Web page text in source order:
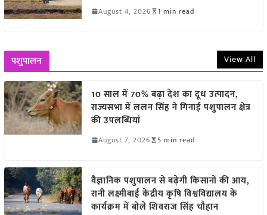
August 4, 2026 1 min read
पशुपालन View All
10 साल में 70% बढ़ा देश का दूध उत्पादन,
राज्यसभा में ललन सिंह ने गिनाईं पशुपालन क्षेत्र
की उपलब्धियां
August 7, 2026 5 min read
वैज्ञानिक पशुपालन से बढ़ेगी किसानों की आय,
रानी लक्ष्मीबाई केंद्रीय कृषि विश्वविद्यालय के
कार्यक्रम में बोले शिवराज सिंह चौहान